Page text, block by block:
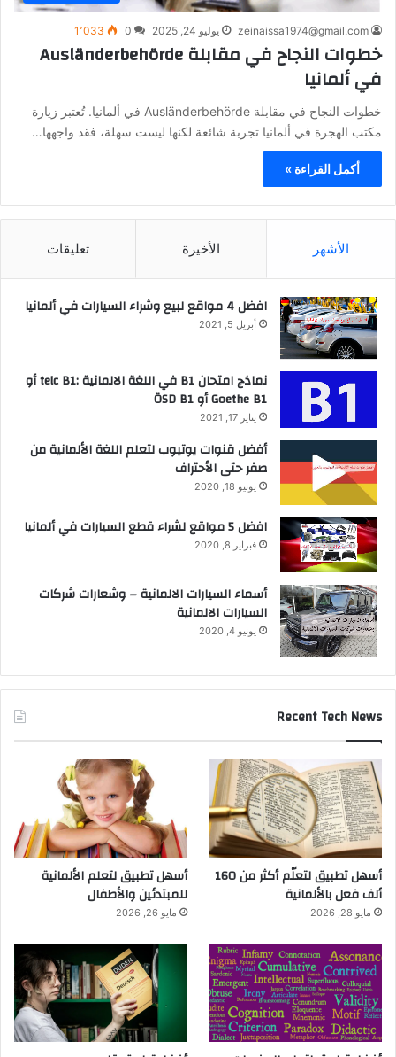
zeinaissa1974@gmail.com يوليو 24, 2025 0 1٬033
خطوات النجاح في مقابلة Ausländerbehörde
في ألمانيا
خطوات النجاح في مقابلة Ausländerbehörde في ألمانيا. تُعتبر زيارة
مكتب الهجرة في ألمانيا تجربة شائعة لكنها ليست سهلة، فقد واجهها…
أكمل القراءة »
الأشهر الأخيرة تعليقات
افضل 4 مواقع لبيع وشراء السيارات في ألمانيا
أبريل 5, 2021
نماذج امتحان B1 في اللغة الالمانية :telc B1 أو
Goethe B1 أو ÖSD B1
يناير 17, 2021
أفضل قنوات يوتيوب لتعلم اللغة الألمانية من
صفر حتى الأحتراف
يونيو 18, 2020
افضل 5 مواقع لشراء قطع السيارات في ألمانيا
فبراير 8, 2020
أسماء السيارات الالمانية – وشعارات شركات
السيارات الالمانية
يونيو 4, 2020
Recent Tech News
أسهل تطبيق لتعلّم أكثر من 160
ألف فعل بالألمانية
مايو 28, 2026
أسهل تطبيق لتعلم الألمانية
للمبتدئين والأطفال
مايو 26, 2026